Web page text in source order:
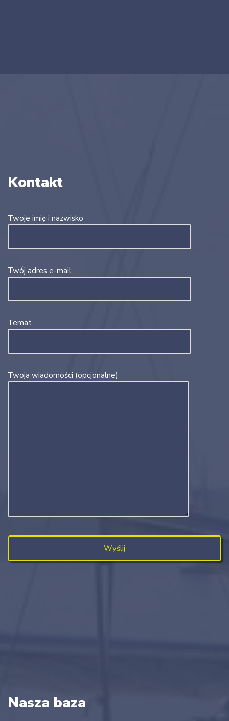
Kontakt
Twoje imię i nazwisko
Twój adres e-mail
Temat
Twoja wiadomości (opcjonalne)
Nasza baza